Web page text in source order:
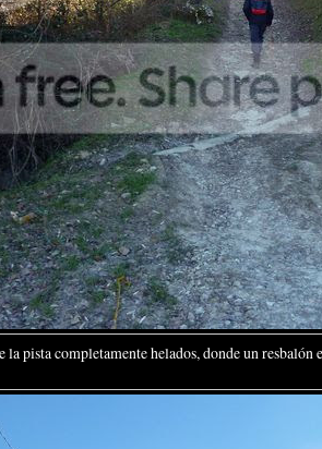
la pista completamente helados, donde un